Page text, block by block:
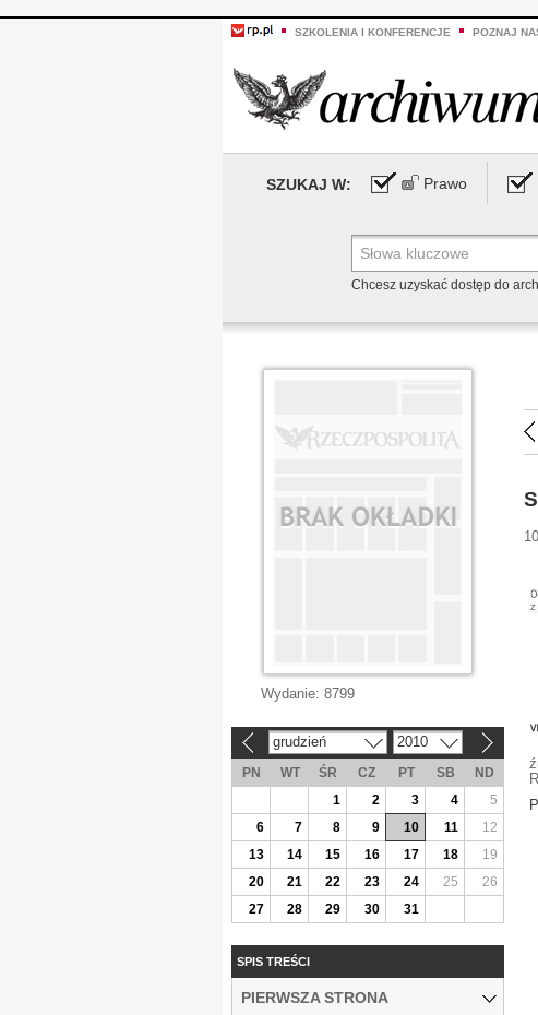
SZKOLENIA I KONFERENCJE POZNAJ
SZUKAJ W: Prawo
Chcesz uzyskać dostęp do
Wydanie: 8799
grudzień 2010
PN WT ŚR CZ PT SB
ND
1
2 3 4
5
6
7 8 9 10 11
12
13
14 15 16 17 18
19
20
21 22 23 24 25
26
27
28 29 30 31
SPIS TREŚCI
PIERWSZA STRONA